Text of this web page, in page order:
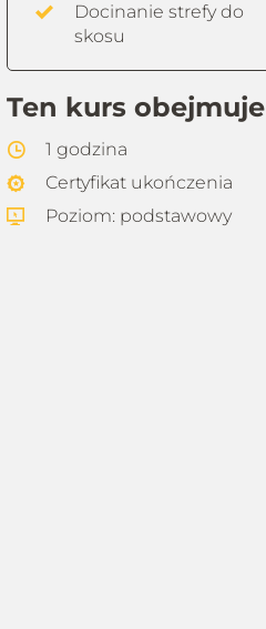
Docinanie strefy do
skosu
Ten kurs obejmuje
1 godzina
Certyfikat ukończenia
Poziom: podstawowy